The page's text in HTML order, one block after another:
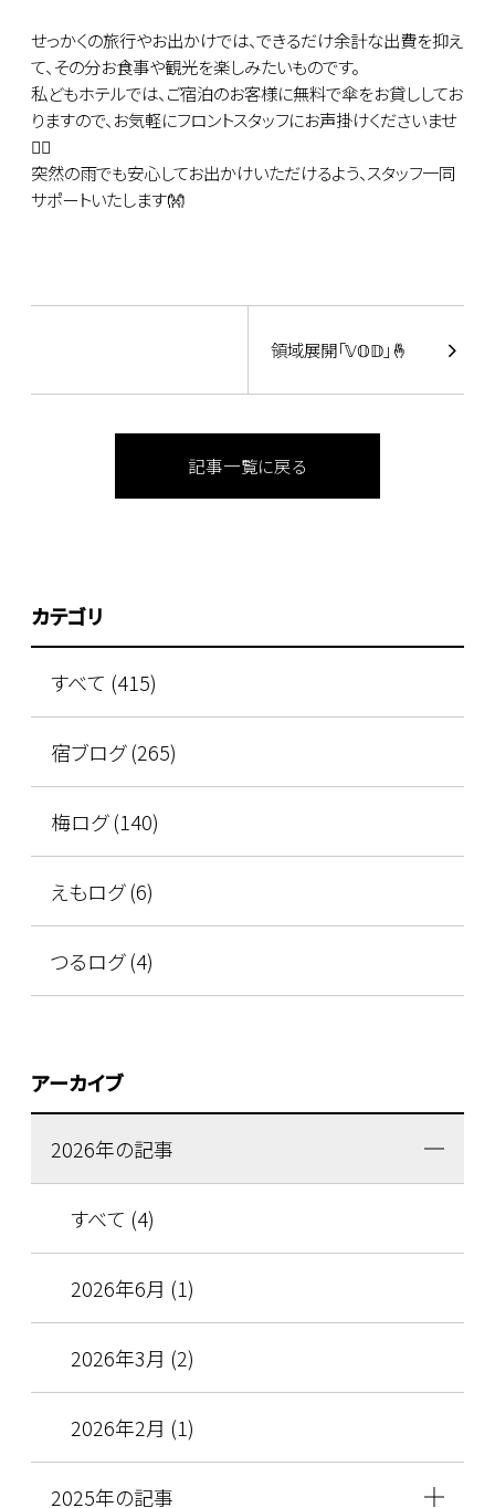
せっかくの旅行やお出かけでは、できるだけ余計な出費を抑え
て、その分お食事や観光を楽しみたいものです。
私どもホテルでは、ご宿泊のお客様に無料で傘をお貸ししてお
りますので、お気軽にフロントスタッフにお声掛けくださいませ
🙇‍♂️
突然の雨でも安心してお出かけいただけるよう、スタッフ一同
サポートいたします👐
領域展開「𝕍𝕆𝔻」🤞
記事一覧に戻る
カテゴリ
すべて (415)
宿ブログ (265)
梅ログ (140)
えもログ (6)
つるログ (4)
アーカイブ
2026年の記事
すべて (4)
2026年6月 (1)
2026年3月 (2)
2026年2月 (1)
2025年の記事